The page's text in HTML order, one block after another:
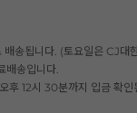
배송됩니다. (토요일은 CJ대
배송입니다.
후 12시 30분까지 입금 확인